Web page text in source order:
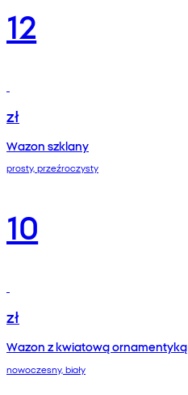
12
zł
Wazon szklany
prosty, przeźroczysty
10
zł
Wazon z kwiatową ornamentyką
nowoczesny, biały